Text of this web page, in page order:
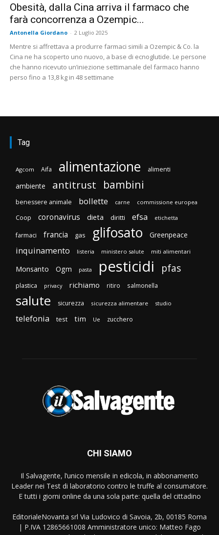
Obesità, dalla Cina arriva il farmaco che
farà concorrenza a Ozempic...
Antonella Giordano - 2 Luglio 2025
Mentre si affrettava a produrre farmaci simili a Ozempic & Co. la
Cina ne ha scoperto uno nuovo, a base di ecnoglutide. Le persone
che hanno ricevuto un’iniezione settimanale del farmaco hanno
perso fino a 13,8 kg in 48 settimane
Tag
Agcom Aifa alimentazione alimenti
ambiente antitrust bambini
benessere animale bollette carne commissione europea
Coop coronavirus dieta diritti efsa etichetta
farmaci francia gas glifosato Greenpeace
inquinamento listeria ministero salute miti alimentari
Monsanto Ogm pasta pesticidi pfas
plastica privacy richiamo ritiro salmonella
salute sicurezza sicurezza alimentare studio
telefonia test tim Ue zucchero
CHI SIAMO
Il Salvagente, l’unico mensile in edicola, in abbonamento
Leader nei Test di laboratorio contro le truffe al consumatore.
E tutti i giorni online da una sola parte: quella del cittadino
EditorialeNovanta srl Via Ludovico di Savoia, 2b, 00185 Roma
| P.IVA 12865661008 Amministratore unico: Matteo Fago